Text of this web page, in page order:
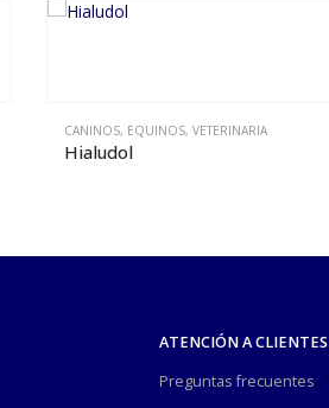
CANINOS, EQUINOS, VETERINARIA
Hialudol
ATENCIÓN A CLIENTES
Preguntas frecuentes